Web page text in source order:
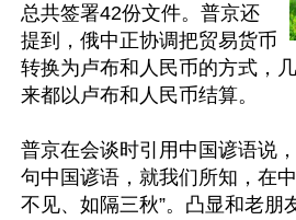
总共签署42份文件。普京还
提到，俄中正协调把贸易货币
转换为卢布和人民币的方式，
来都以卢布和人民币结算。
普京在会谈时引用中国谚语说
句中国谚语，就我们所知，在
不见、如隔三秋”。凸显和老朋